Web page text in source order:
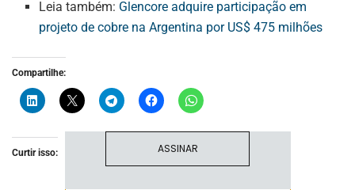
Leia também: Glencore adquire participação em
projeto de cobre na Argentina por US$ 475 milhões
Compartilhe:
Curtir isso:
NEWSLETTER
ASSINAR